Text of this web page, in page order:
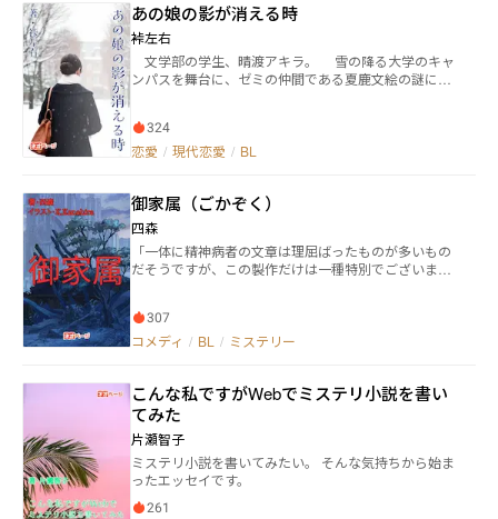
あの娘の影が消える時
裃左右
文学部の学生、晴渡アキラ。 雪の降る大学のキャ
ンパスを舞台に、ゼミの仲間である夏鹿文絵の謎に迫
撃される「もう一人の夏鹿」の存在が現れる。 分身
である「もう一人の夏鹿」は、教授への秘めた恋心を
324
恋愛 / 現代恋愛 / BL
御家属（ごかぞく）
四森
「一体に精神病者の文章は理屈ばったものが多いもの
だそうですが、この製作だけは一種特別でございま
307
コメディ / BL / ミステリー
こんな私ですがWebでミステリ小説を書い
てみた
片瀬智子
ミステリ小説を書いてみたい。 そんな気持ちから始ま
ったエッセイです。
261